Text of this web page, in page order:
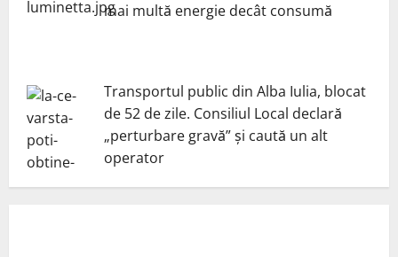
mai multă energie decât consumă
Transportul public din Alba Iulia, blocat
de 52 de zile. Consiliul Local declară
„perturbare gravă” și caută un alt
operator